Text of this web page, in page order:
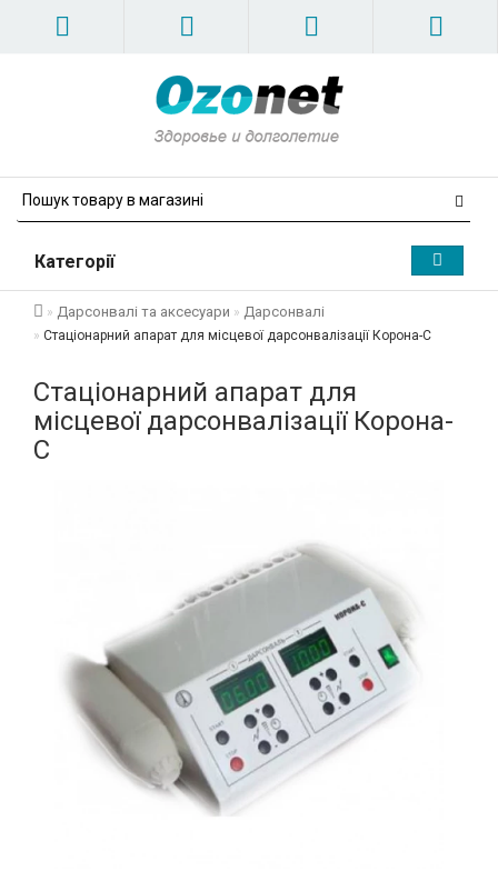
Категорії
Дарсонвалі та аксесуари Дарсонвалі
Стаціонарний апарат для місцевої дарсонвалізації Корона-С
Стаціонарний апарат для
місцевої дарсонвалізації Корона-
С